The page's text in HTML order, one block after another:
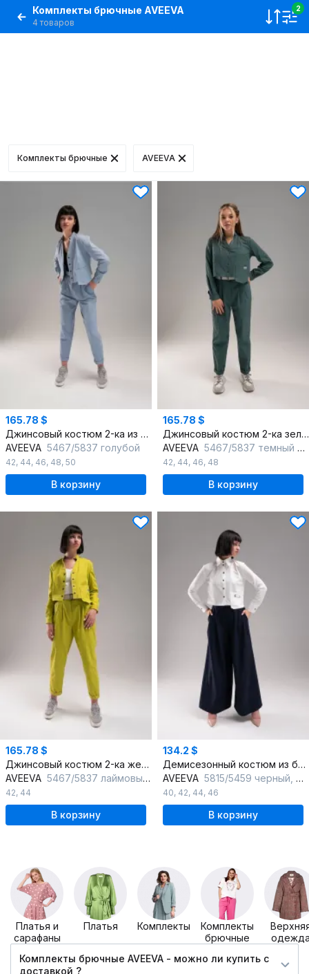
Комплекты брючные AVEEVA
4 товаров
2
Комплекты брючные AVEEVA
165.78 $
Джинсовый костюм 2-ка из тонкого джинса с ремнем
AVEEVA 5467/5837 голубой
42, 44, 46, 48, 50
В корзину
165.78 $
Джинсовый костюм 2-ка зеленый с ремнем и длинной 91 см
AVEEVA 5467/5837 темный зеленый
42, 44, 46, 48
В корзину
165.78 $
Джинсовый костюм 2-ка желтый средняя плотность с ремнем
AVEEVA 5467/5837 лаймовый пунш
42, 44
В корзину
134.2 $
Демисезонный костюм из брюк-палаццо и блузки
AVEEVA 5815/5459 черный, молочный
40, 42, 44, 46
В корзину
Платья и
сарафаны
Платья Комплекты
Комплекты
брючные
Комплекты брючные AVEEVA - можно ли купить c
доставкой ?